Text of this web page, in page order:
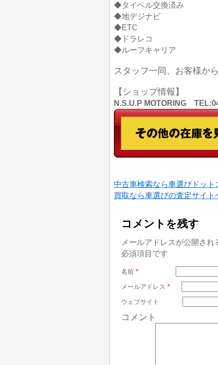
◆タイベル交換済み
◆地デジナビ
◆ETC
◆ドラレコ
◆ルーフキャリア
スタッフ一同、お客様か
【ショップ情報】
N.S.U.P MOTORING
中古車検索なら車選びドット
買取なら車選びの査定サイト
コメントを残す
メールアドレスが公開さ
必須項目です
名前 *
メールアドレス *
ウェブサイト
コメント